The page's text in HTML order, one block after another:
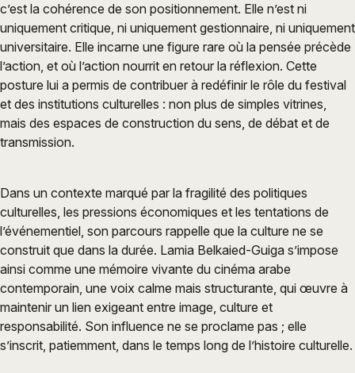
c’est la cohérence de son positionnement. Elle n’est ni
uniquement critique, ni uniquement gestionnaire, ni uniquement
universitaire. Elle incarne une figure rare où la pensée précède
l’action, et où l’action nourrit en retour la réflexion. Cette
posture lui a permis de contribuer à redéfinir le rôle du festival
et des institutions culturelles : non plus de simples vitrines,
mais des espaces de construction du sens, de débat et de
transmission.
Dans un contexte marqué par la fragilité des politiques
culturelles, les pressions économiques et les tentations de
l’événementiel, son parcours rappelle que la culture ne se
construit que dans la durée. Lamia Belkaied-Guiga s’impose
ainsi comme une mémoire vivante du cinéma arabe
contemporain, une voix calme mais structurante, qui œuvre à
maintenir un lien exigeant entre image, culture et
responsabilité. Son influence ne se proclame pas ; elle
s’inscrit, patiemment, dans le temps long de l’histoire culturelle.